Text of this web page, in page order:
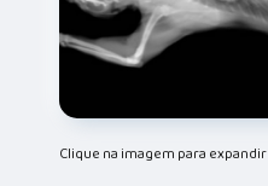
Clique na imagem para expandir